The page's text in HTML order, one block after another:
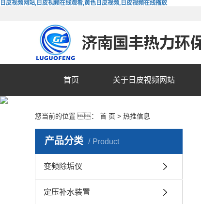
日皮视频网站,日皮视频在线观看,黄色日皮视频,日皮视频在线播放
首页 关于日皮视频网站
您当前的位置 ： 首 页 > 热推信息
产品分类 Product
变频除垢仪
定压补水装置